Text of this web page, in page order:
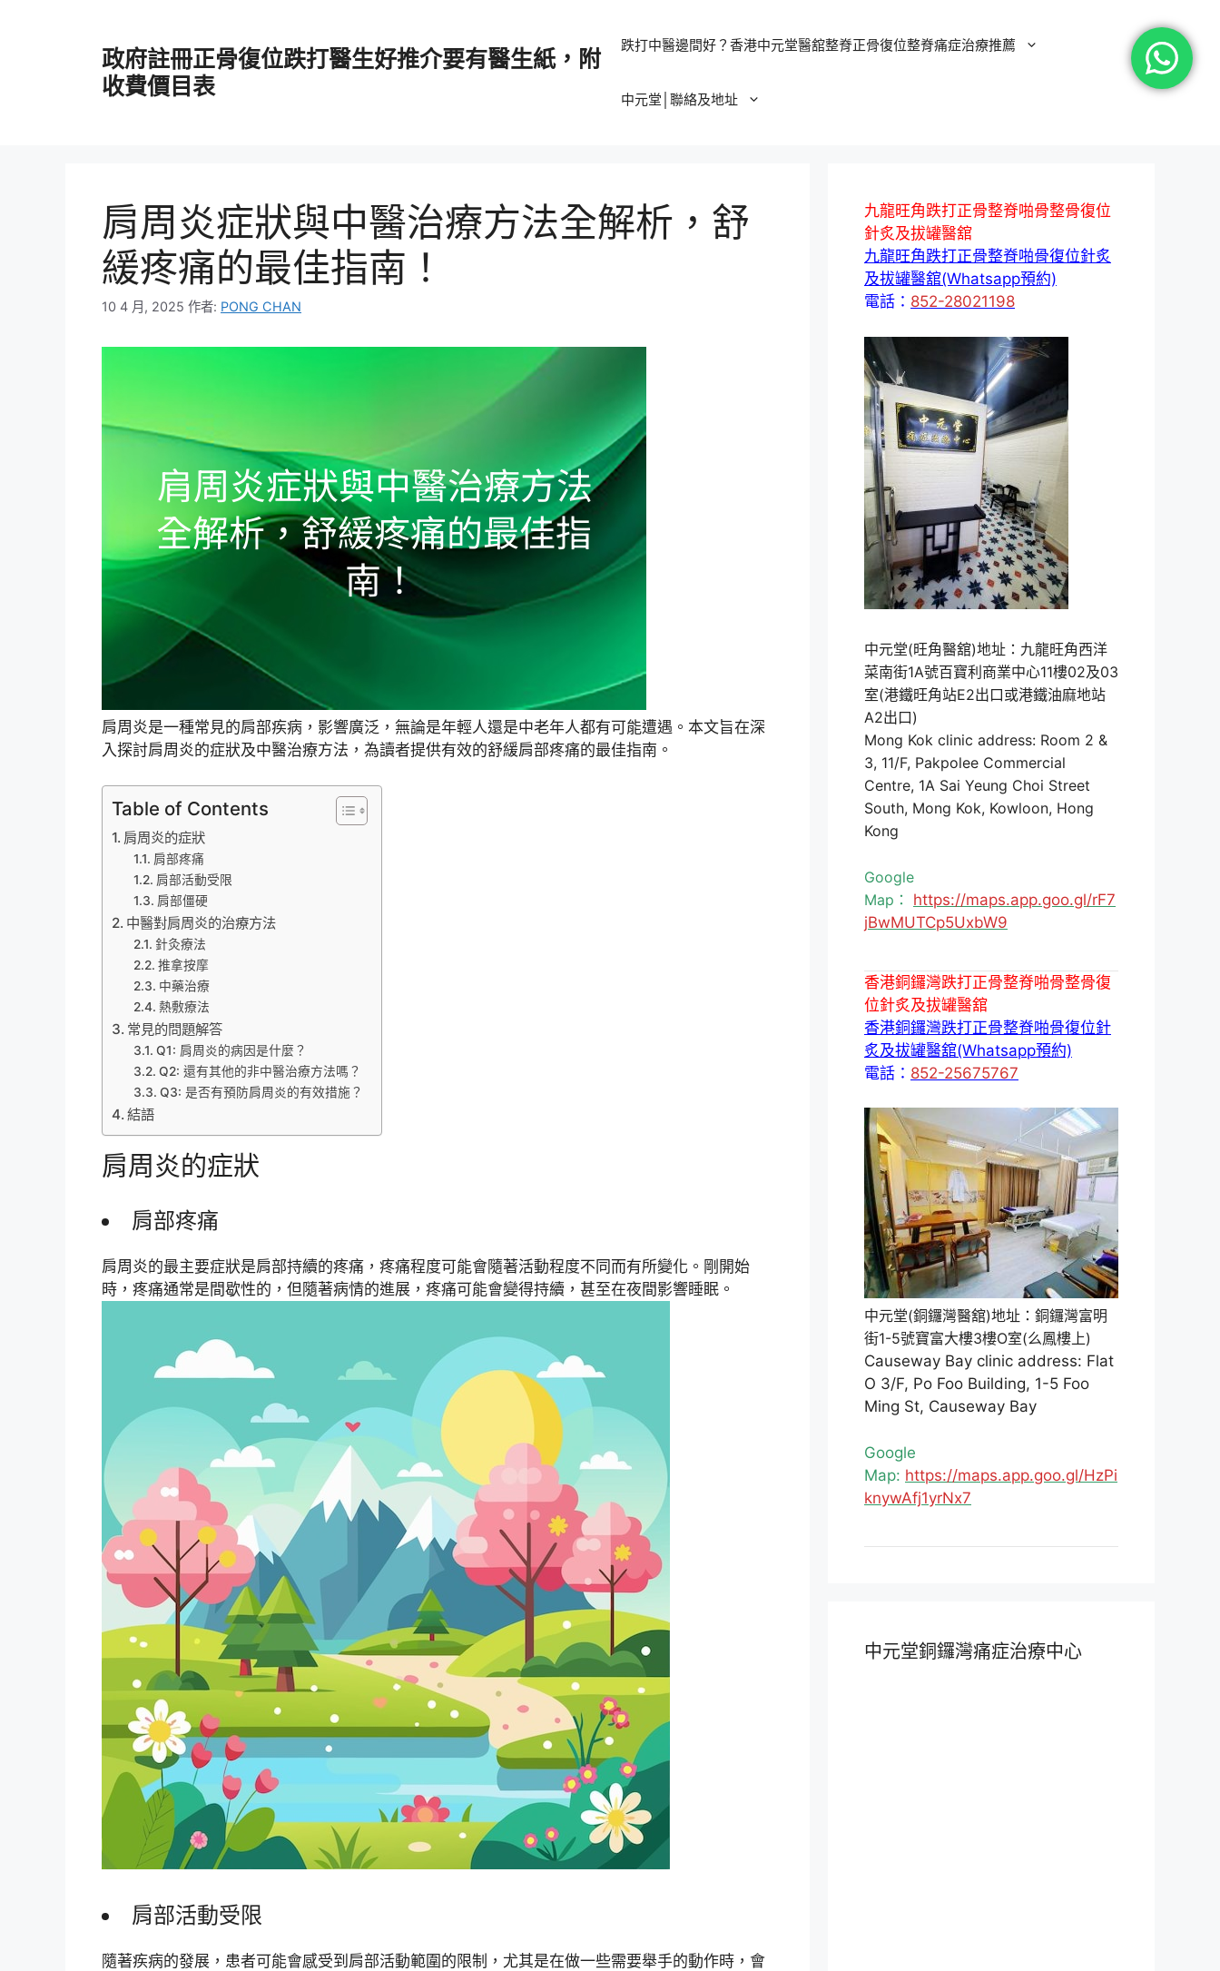
政府註冊正骨復位跌打醫生好推介要有醫生紙，附
收費價目表
跌打中醫邊間好？香港中元堂醫舘整脊正骨復位整脊痛症治療推薦
中元堂│聯絡及地址
肩周炎症狀與中醫治療方法全解析，舒
緩疼痛的最佳指南！
10 4 月, 2025 作者: PONG CHAN
肩周炎是一種常見的肩部疾病，影響廣泛，無論是年輕人還是中老年人都有可能遭遇。本文旨在深
入探討肩周炎的症狀及中醫治療方法，為讀者提供有效的舒緩肩部疼痛的最佳指南。
Table of Contents
肩周炎的症狀
肩部疼痛
肩部活動受限
肩部僵硬
中醫對肩周炎的治療方法
針灸療法
推拿按摩
中藥治療
熱敷療法
常見的問題解答
Q1: 肩周炎的病因是什麼？
Q2: 還有其他的非中醫治療方法嗎？
Q3: 是否有預防肩周炎的有效措施？
結語
肩周炎的症狀
肩部疼痛
肩周炎的最主要症狀是肩部持續的疼痛，疼痛程度可能會隨著活動程度不同而有所變化。剛開始
時，疼痛通常是間歇性的，但隨著病情的進展，疼痛可能會變得持續，甚至在夜間影響睡眠。
肩部活動受限
隨著疾病的發展，患者可能會感受到肩部活動範圍的限制，尤其是在做一些需要舉手的動作時，會
九龍旺角跌打正骨整脊啪骨整骨復位
針炙及拔罐醫舘
九龍旺角跌打正骨整脊啪骨復位針炙
及拔罐醫舘(Whatsapp預約)
電話： 852-28021198
中元堂(旺角醫舘)地址：九龍旺角西洋
菜南街1A號百寶利商業中心11樓02及03
室(港鐵旺角站E2出口或港鐵油麻地站
A2出口)
Mong Kok clinic address: Room 2 &
3, 11/F, Pakpolee Commercial
Centre, 1A Sai Yeung Choi Street
South, Mong Kok, Kowloon, Hong
Kong
Google
Map： https://maps.app.goo.gl/rF7
jBwMUTCp5UxbW9
香港銅鑼灣跌打正骨整脊啪骨整骨復
位針炙及拔罐醫舘
香港銅鑼灣跌打正骨整脊啪骨復位針
炙及拔罐醫舘(Whatsapp預約)
電話： 852-25675767
中元堂(銅鑼灣醫舘)地址：銅鑼灣富明
街1-5號寶富大樓3樓O室(么鳳樓上)
Causeway Bay clinic address: Flat
O 3/F, Po Foo Building, 1-5 Foo
Ming St, Causeway Bay
Google
Map: https://maps.app.goo.gl/HzPi
knywAfj1yrNx7
中元堂銅鑼灣痛症治療中心